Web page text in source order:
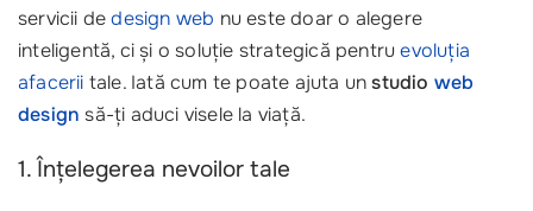
servicii dedesign web nu este doar o alegere
inteligentă, ci și o soluție strategică pentruevoluția
afacerii tale. Iată cum te poate ajuta unstudio web
design să-ți aduci visele la viață.
1. Înțelegerea nevoilor tale